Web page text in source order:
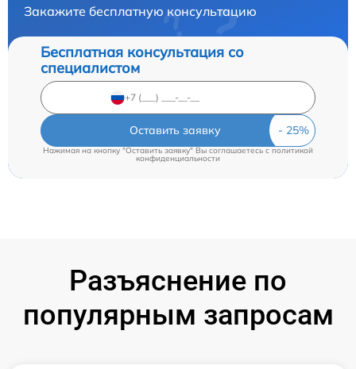
Закажите бесплатную консультацию
Бесплатная консультация со
специалистом
Оставить заявку
Нажимая на кнопку "Оставить заявку" Вы соглашаетесь cполитикой
конфиденциальности
Разъяснение по
популярным запросам